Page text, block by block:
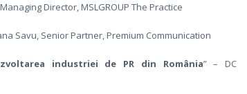
Director, MSLGROUP The Practice
Savu, Senior Partner, Premium Communication
industriei de PR din România” – DC